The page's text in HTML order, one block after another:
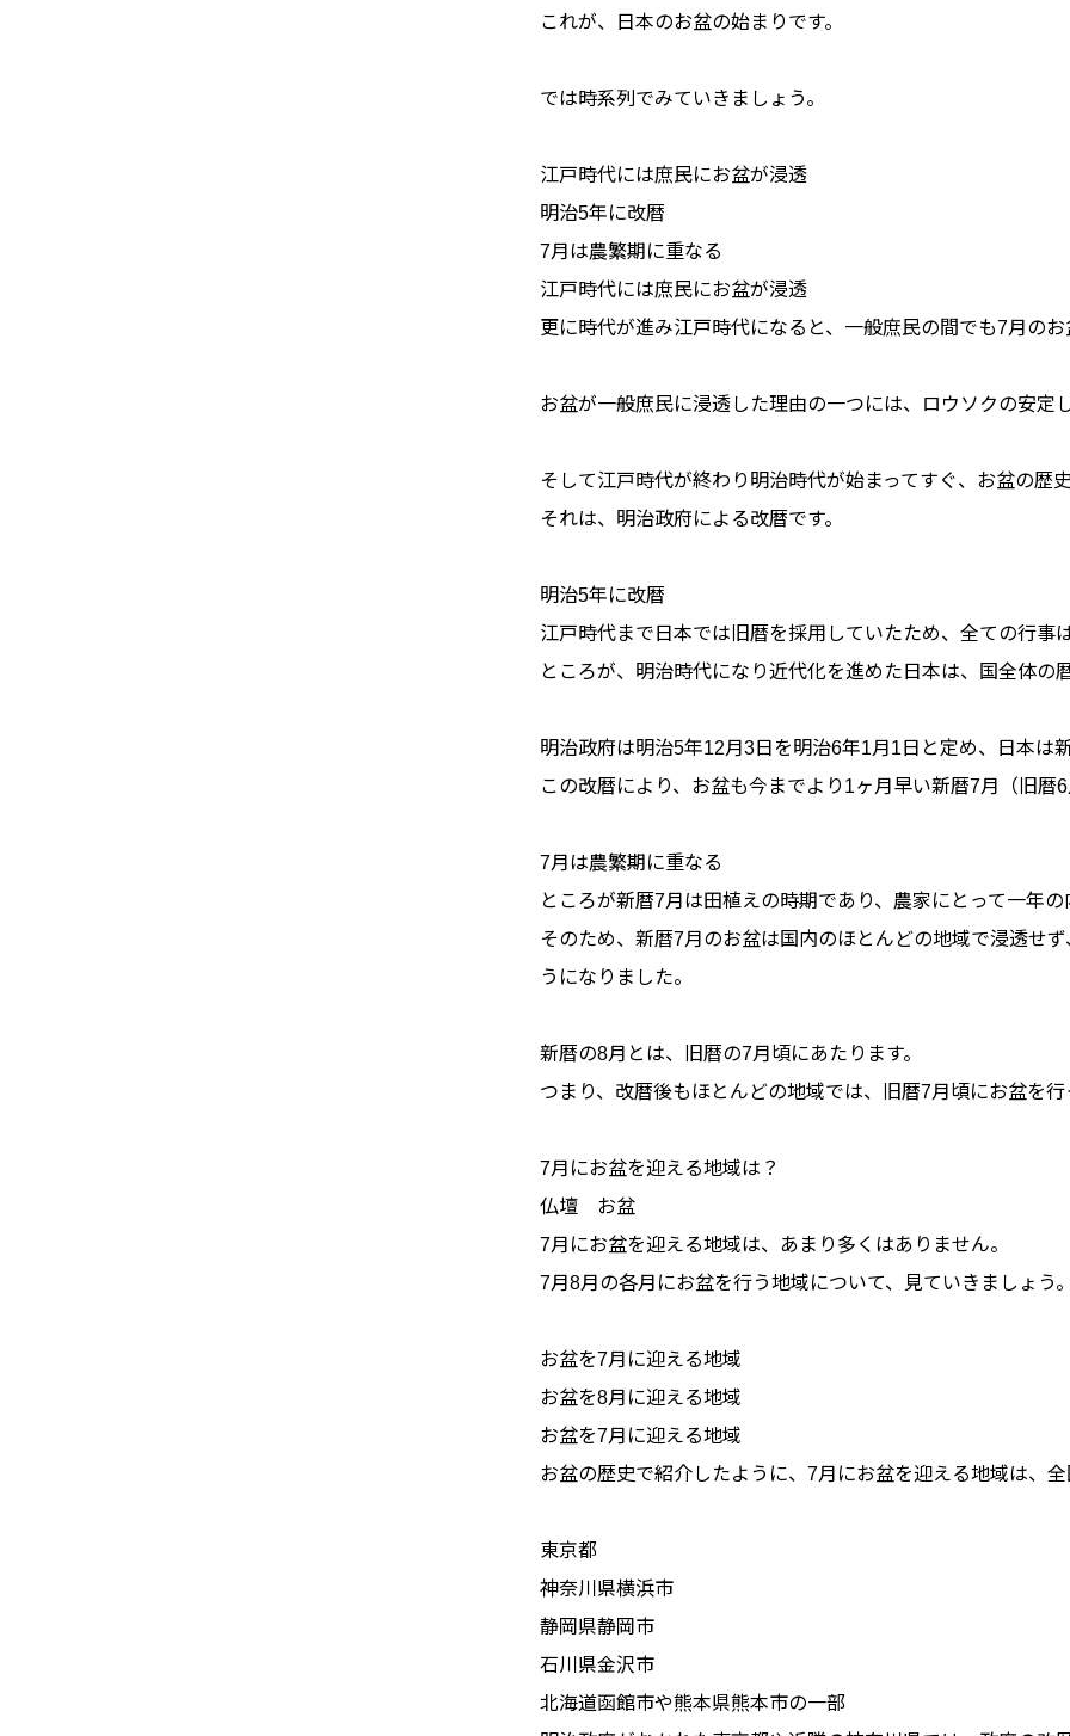
これが、日本のお盆の始まりです。
では時系列でみていきましょう。
江戸時代には庶民にお盆が浸透
明治5年に改暦
7月は農繁期に重なる
江戸時代には庶民にお盆が浸透
更に時代が進み江戸時代になると、一般庶民の間でも7月の
お盆が一般庶民に浸透した理由の一つには、ロウソクの安定
そして江戸時代が終わり明治時代が始まってすぐ、お盆の歴
それは、明治政府による改暦です。
明治5年に改暦
江戸時代まで日本では旧暦を採用していたため、全ての行事
ところが、明治時代になり近代化を進めた日本は、国全体の
明治政府は明治5年12月3日を明治6年1月1日と定め、日本は
この改暦により、お盆も今までより1ヶ月早い新暦7月（旧暦
7月は農繁期に重なる
ところが新暦7月は田植えの時期であり、農家にとって一年
そのため、新暦7月のお盆は国内のほとんどの地域で浸透せ
うになりました。
新暦の8月とは、旧暦の7月頃にあたります。
つまり、改暦後もほとんどの地域では、旧暦7月頃にお盆を行
7月にお盆を迎える地域は？
仏壇 お盆
7月にお盆を迎える地域は、あまり多くはありません。
7月8月の各月にお盆を行う地域について、見ていきましょう
お盆を7月に迎える地域
お盆を8月に迎える地域
お盆を7月に迎える地域
お盆の歴史で紹介したように、7月にお盆を迎える地域は、
東京都
神奈川県横浜市
静岡県静岡市
石川県金沢市
北海道函館市や熊本県熊本市の一部